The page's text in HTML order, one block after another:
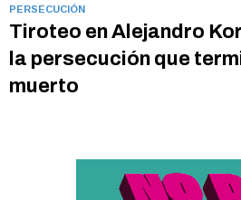
PERSECUCIÓN
Tiroteo en Alejandro
la persecución que
muerto